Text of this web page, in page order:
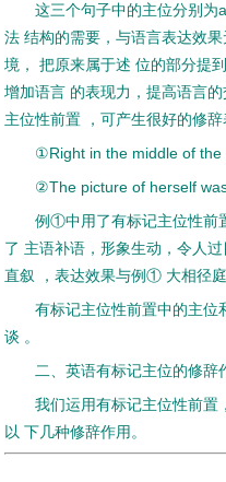
这三个句子中的主位分别
法 结构的需要，与语言表达效
境， 把原来属于述 位的部分提
增加语言 的表现力，提高语言
主位性前置 ，可产生很好的修辞
①Right in the middle of the
②The picture of herself
例①中用了有标记主位性前
了 主语补语，形象生动，令人
直叙 ，表达效果与例① 大相径庭
有标记主位性前置中的主位
谈 。
二、英语有标记主位的修辞
我们运用有标记主位性前置
以 下几种修辞作用。